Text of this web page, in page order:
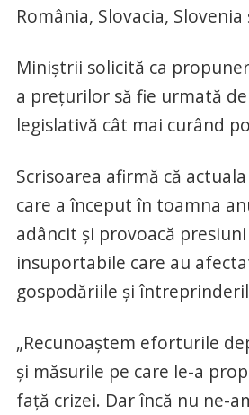
România, Slovacia, Slovenia
Miniștrii solicită ca
a prețurilor să fie urmată
legislativă cât mai curând
Scrisoarea afirmă că
care a început în toamna
adâncit și provoacă
insuportabile care au
gospodăriile și
„Recunoaștem eforturile
și măsurile pe care le-a
față crizei. Dar încă nu ne-